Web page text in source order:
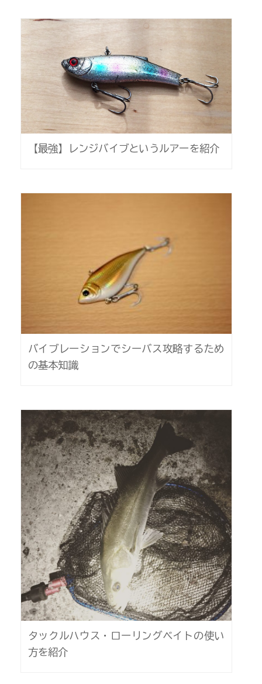
【最強】レンジバイブというルアーを紹介
バイブレーションでシーバス攻略するため
の基本知識
タックルハウス・ローリングベイトの使い
方を紹介